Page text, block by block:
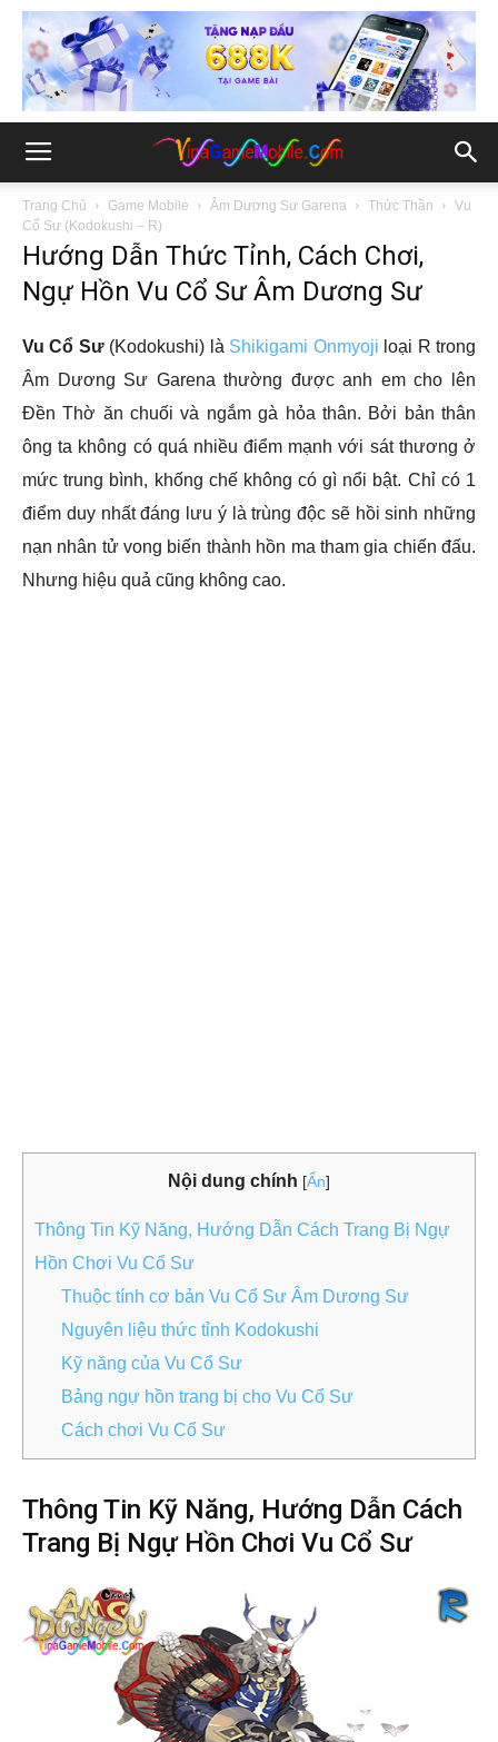
Trang Chủ Game Mobile Âm Dương Sư Garena Thức Thần
Vu
Cổ Sư (Kodokushi – R)
Hướng Dẫn Thức Tỉnh, Cách Chơi,
Ngự Hồn Vu Cổ Sư Âm Dương Sư
Vu Cổ Sư(Kodokushi) là Shikigami Onmyoji loại R trong
Âm Dương Sư Garena thường được anh em cho lên
Đền Thờ ăn chuối và ngắm gà hỏa thân. Bởi bản thân
ông ta không có quá nhiều điểm mạnh với sát thương ở
mức trung bình, khống chế không có gì nổi bật. Chỉ có 1
điểm duy nhất đáng lưu ý là trùng độc sẽ hồi sinh những
nạn nhân tử vong biến thành hồn ma tham gia chiến đấu.
Nhưng hiệu quả cũng không cao.
Nội dung chính [Ẩn]
Thông Tin Kỹ Năng, Hướng Dẫn Cách Trang Bị Ngự
Hồn Chơi Vu Cổ Sư
Thuộc tính cơ bản Vu Cổ Sư Âm Dương Sư
Nguyên liệu thức tỉnh Kodokushi
Kỹ năng của Vu Cổ Sư
Bảng ngự hồn trang bị cho Vu Cổ Sư
Cách chơi Vu Cổ Sư
Thông Tin Kỹ Năng, Hướng Dẫn Cách
Trang Bị Ngự Hồn Chơi Vu Cổ Sư